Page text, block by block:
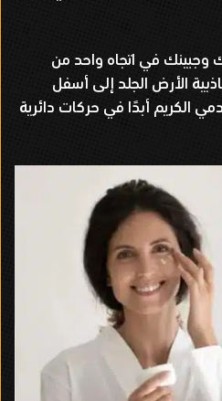
وجبينك في اتجاه واحد من
الأرض الجلد إلى أسفل
الكريم أبدًا في حركات دائرية